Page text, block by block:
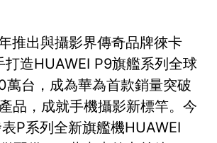
推出與攝影界傳奇品牌徠卡
打造HUAWEI P9旗艦系列全球
萬台，成為華為首款銷量突破
品，成就手機攝影新標竿。今
P系列全新旗艦機HUAWEI